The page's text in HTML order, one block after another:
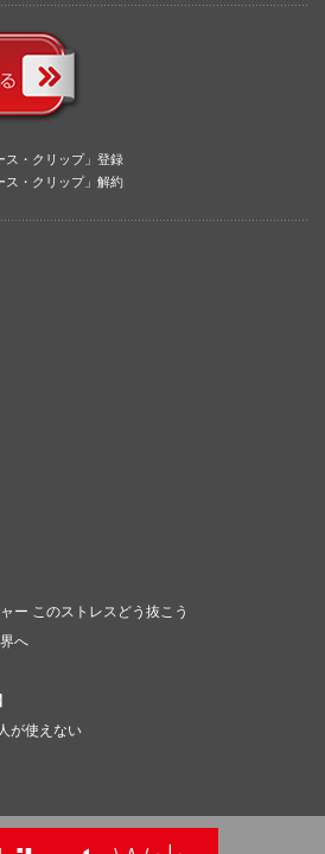
・クリップ」登録
・クリップ」解約
ー このストレスどう抜こう
へ
が使えない